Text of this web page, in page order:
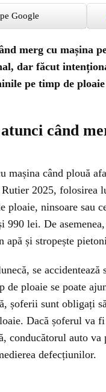
Google
merg cu mașina
dar făcut
pe timp de
când
mașina când plouă
2025, folosirea
ploaie, ninsoare sau
990 lei. De
apă și stropește
se accidentează
de ploaie se poate
șoferii sunt obligați
Dacă șoferul va
conducătorul auto
defecțiunilor.